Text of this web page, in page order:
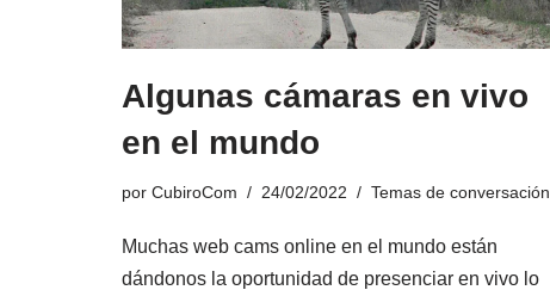
Algunas cámaras en vivo
en el mundo
por CubiroCom 24/02/2022 Temas de conversación
Muchas web cams online en el mundo están
dándonos la oportunidad de presenciar en vivo lo